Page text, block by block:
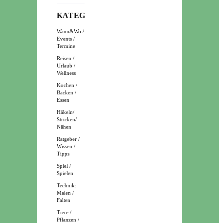
KATEGORIEN
Wann&Wo /
Events /
Termine
Reisen /
Urlaub /
Wellness
Kochen /
Backen /
Essen
Häkeln/
Stricken/
Nähen
Ratgeber /
Wissen /
Tipps
Spiel /
Spielen
Technik:
Malen /
Falten
Tiere /
Pflanzen /